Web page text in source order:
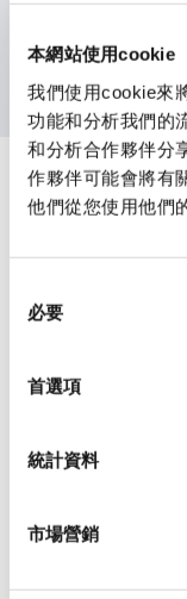
本網站使用cookie
我們使用cookie來
功能和分析我們的
和分析合作夥伴分
作夥伴可能會將有
他們從您使用他們
必要
首選項
統計資料
市場營銷
附鎖選擇開關採
防護結構為IP65
規格
環境規範
機械規格